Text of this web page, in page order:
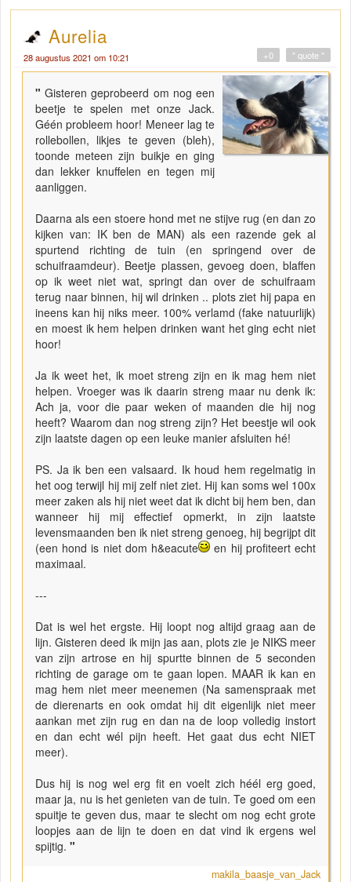
Aurelia
28 augustus 2021 om 10:21 " quote "
+0
"Gisteren geprobeerd om nog een
beetje te spelen met onze Jack.
Géén probleem hoor! Meneer lag te
rollebollen, likjes te geven (bleh),
toonde meteen zijn buikje en ging
dan lekker knuffelen en tegen mij
aanliggen.
Daarna als een stoere hond met ne stijve rug (en dan zo
kijken van: IK ben de MAN) als een razende gek al
spurtend richting de tuin (en springend over de
schuifraamdeur). Beetje plassen, gevoeg doen, blaffen
op ik weet niet wat, springt dan over de schuifraam
terug naar binnen, hij wil drinken .. plots ziet hij papa en
ineens kan hij niks meer. 100% verlamd (fake natuurlijk)
en moest ik hem helpen drinken want het ging echt niet
hoor!
Ja ik weet het, ik moet streng zijn en ik mag hem niet
helpen. Vroeger was ik daarin streng maar nu denk ik:
Ach ja, voor die paar weken of maanden die hij nog
heeft? Waarom dan nog streng zijn? Het beestje wil ook
zijn laatste dagen op een leuke manier afsluiten hé!
PS. Ja ik ben een valsaard. Ik houd hem regelmatig in
het oog terwijl hij mij zelf niet ziet. Hij kan soms wel 100x
meer zaken als hij niet weet dat ik dicht bij hem ben, dan
wanneer hij mij effectief opmerkt, in zijn laatste
levensmaanden ben ik niet streng genoeg, hij begrijpt dit
(een hond is niet dom h&eacute
en hij profiteert echt
maximaal.
---
Dat is wel het ergste. Hij loopt nog altijd graag aan de
lijn. Gisteren deed ik mijn jas aan, plots zie je NIKS meer
van zijn artrose en hij spurtte binnen de 5 seconden
richting de garage om te gaan lopen. MAAR ik kan en
mag hem niet meer meenemen (Na samenspraak met
de dierenarts en ook omdat hij dit eigenlijk niet meer
aankan met zijn rug en dan na de loop volledig instort
en dan echt wél pijn heeft. Het gaat dus echt NIET
meer).
Dus hij is nog wel erg fit en voelt zich héél erg goed,
maar ja, nu is het genieten van de tuin. Te goed om een
spuitje te geven dus, maar te slecht om nog echt grote
loopjes aan de lijn te doen en dat vind ik ergens wel
spijtig. "
makila_baasje_van_Jack